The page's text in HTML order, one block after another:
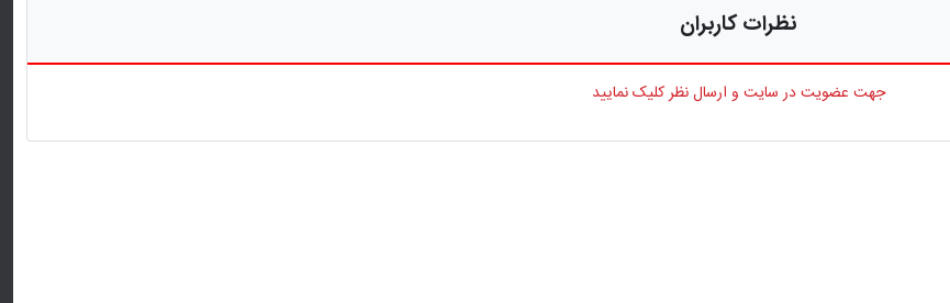
نظرات کاربران
جهت عضویت در سایت و ارسال نظر کلیک نمایید